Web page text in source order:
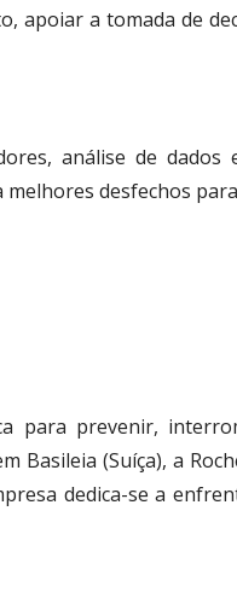
a tomada de
análise de
desfechos
para prevenir,
Basileia (Suíça), a
dedica-se a